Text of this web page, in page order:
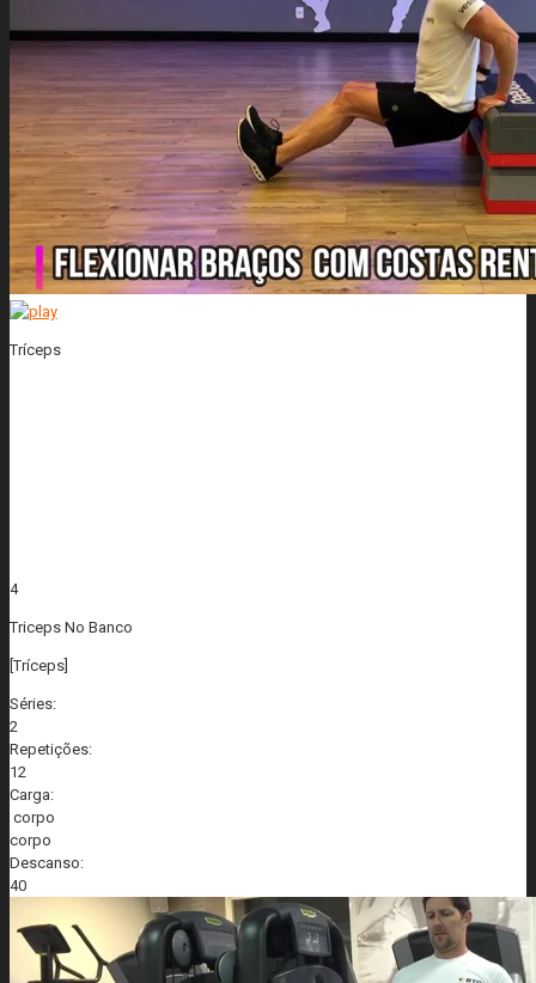
Tríceps
4
Triceps No Banco
[Tríceps]
Séries:
2
Repetições:
12
Carga:
corpo
corpo
Descanso:
40